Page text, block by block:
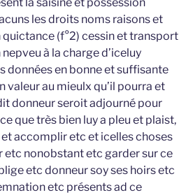
les droits noms raisons et
(f°2) cessin et transport
à la charge d’iceluy
données en bonne et suffisante
au mieulx qu’il pourra et
donneur seroit adjourné pour
que très bien luy a pleu et plaist,
accomplir etc et icelles choses
nonobstant etc garder sur ce
etc donneur soy ses hoirs etc
etc présents ad ce